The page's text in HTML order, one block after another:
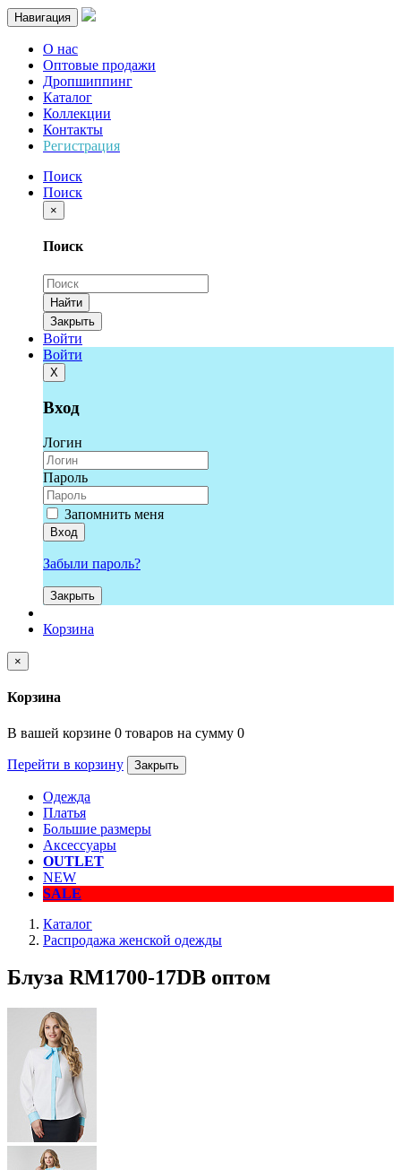
Навигация
О нас
Оптовые продажи
Дропшиппинг
Каталог
Коллекции
Контакты
Регистрация
Поиск
Поиск
×
Поиск
Найти
Закрыть
Войти
Войти
Х
Вход
Логин
Пароль
Запомнить меня
Вход
Забыли пароль?
Закрыть
Корзина
×
Корзина
В вашей корзине 0 товаров на сумму 0
Перейти в корзину Закрыть
Одежда
Платья
Большие размеры
Аксессуары
OUTLET
NEW
SALE
Каталог
Распродажа женской одежды
Блуза RM1700-17DB оптом